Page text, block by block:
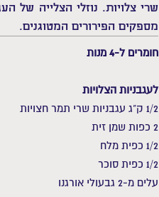
שרי צלויות. נוזלי הצלייה של
מספקים הפירורים המטוגנים.
חומרים ל-4 מנות
לעגבניות הצלויות
1/2 ק"ג עגבניות שרי תמר חצויות
2 כפות שמן זית
1/2 כפית מלח
1/2 כפית סוכר
עלים מ-2 גבעולי אורגנו